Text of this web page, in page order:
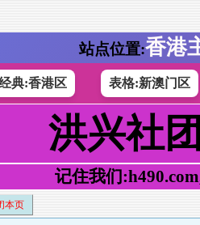
站点位置:香港
典:香港区 表格:新澳门区
洪兴社
记住我们
本页